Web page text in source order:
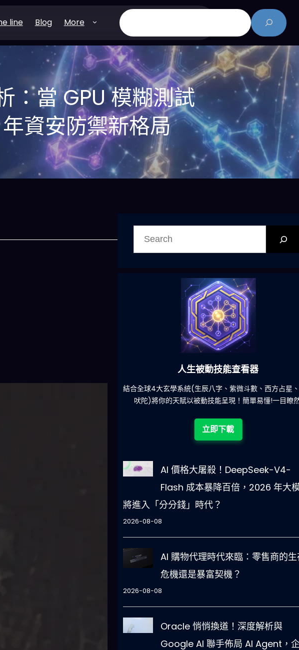
line Blog More
搜
尋
當 GPU 模糊測試
資安防禦新格局
人生被動技能查看器
結合全球4大玄學系統(生辰八字、紫微斗數、西方占星、印度
吠陀)將你的天賦以被動技能呈現！簡單易懂!一目瞭然!
立即下載
AI 價格大屠殺！DeepSeek-V4-
Flash 成本暴降百倍，2026 年大
將進入「分分錢」時代？
2026-08-08
AI 購物代理時代來臨：零售商的
危機還是暴富契機？
2026-08-08
Oracle 悄悄換道！深度解析與
Google AI 聯手佈局 AI Agent，